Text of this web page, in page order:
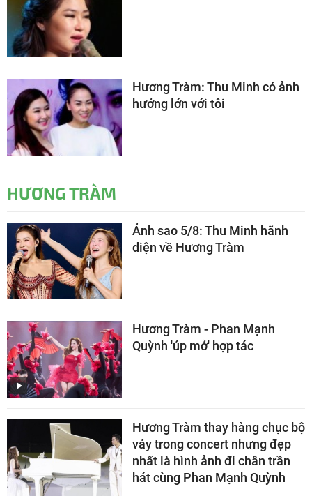
Hương Tràm: Thu Minh có ảnh
hưởng lớn với tôi
HƯƠNG TRÀM
Ảnh sao 5/8: Thu Minh hãnh
diện về Hương Tràm
Hương Tràm - Phan Mạnh
Quỳnh 'úp mở' hợp tác
Hương Tràm thay hàng chục bộ
váy trong concert nhưng đẹp
nhất là hình ảnh đi chân trần
hát cùng Phan Mạnh Quỳnh